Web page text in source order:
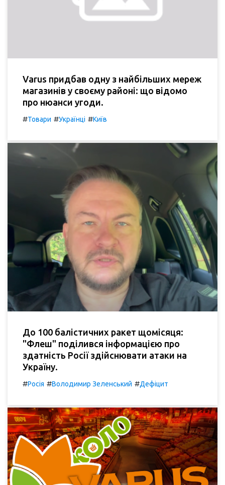
Varus придбав одну з найбільших мереж
магазинів у своєму районі: що відомо
про нюанси угоди.
#Товари #Українці #Київ
До 100 балістичних ракет щомісяця:
"Флеш" поділився інформацією про
здатність Росії здійснювати атаки на
Україну.
#Росія #Володимир Зеленський #Дефіцит